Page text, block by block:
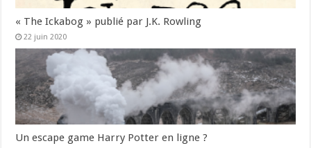
« The Ickabog » publié par J.K. Rowling
22 juin 2020
Un escape game Harry Potter en ligne ?